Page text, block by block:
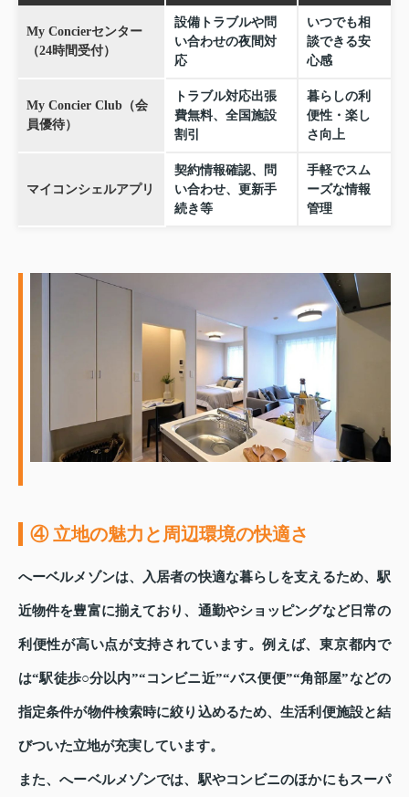
My Concierセンター
（24時間受付）
設備トラブルや問
い合わせの夜間対
応
いつでも相
談できる安
心感
My Concier Club（会
員優待）
トラブル対応出張
費無料、全国施設
割引
暮らしの利
便性・楽し
さ向上
マイコンシェルアプリ
契約情報確認、問
い合わせ、更新手
続き等
手軽でスム
ーズな情報
管理
④ 立地の魅力と周辺環境の快適さ
へーベルメゾンは、入居者の快適な暮らしを支えるため、駅
近物件を豊富に揃えており、通勤やショッピングなど日常の
利便性が高い点が支持されています。例えば、東京都内で
は“駅徒歩○分以内”“コンビニ近”“バス便便”“角部屋”などの
指定条件が物件検索時に絞り込めるため、生活利便施設と結
びついた立地が充実しています。
また、へーベルメゾンでは、駅やコンビニのほかにもスーパ